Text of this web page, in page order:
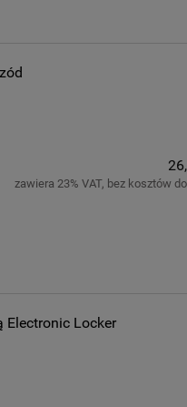
zawiera 23% VAT, bez kosztów
Electronic Locker